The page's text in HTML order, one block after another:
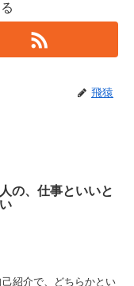
飛猿
の、仕事といいと
紹介で、どちらかとい